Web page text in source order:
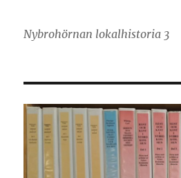
Nybrohörnan lokalhistoria 3